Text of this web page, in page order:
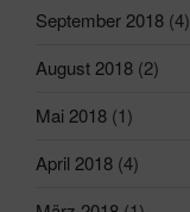
September 2018 (4)
August 2018 (2)
Mai 2018 (1)
April 2018 (4)